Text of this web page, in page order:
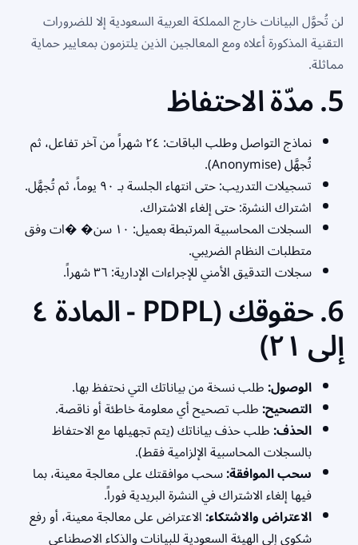
لن تُحوَّل البيانات خارج المملكة العربية السعودية إلا للضرورات
التقنية المذكورة أعلاه ومع المعالجين الذين يلتزمون بمعايير حماية
مماثلة.
5. مدّة الاحتفاظ
نماذج التواصل وطلب الباقات: ٢٤ شهراً من آخر تفاعل، ثم
تُجهَّل (Anonymise).
تسجيلات التدريب: حتى انتهاء الجلسة بـ ٩٠ يوماً، ثم تُجهَّل.
اشتراك النشرة: حتى إلغاء الاشتراك.
السجلات المحاسبية المرتبطة بعميل: ١٠ سن� �ات وفق
متطلبات النظام الضريبي.
سجلات التدقيق الأمني للإجراءات الإدارية: ٣٦ شهراً.
6. حقوقك (PDPL - المادة ٤
إلى ٢١)
الوصول:طلب نسخة من بياناتك التي نحتفظ بها.
التصحيح:طلب تصحيح أي معلومة خاطئة أو ناقصة.
الحذف:طلب حذف بياناتك (يتم تجهيلها مع الاحتفاظ
بالسجلات المحاسبية الإلزامية فقط).
سحب الموافقة:سحب موافقتك على معالجة معينة، بما
فيها إلغاء الاشتراك في النشرة البريدية فوراً.
الاعتراض والاشتكاء:الاعتراض على معالجة معينة، أو رفع
شكوى إلى الهيئة السعودية للبيانات والذكاء الاصطناعي